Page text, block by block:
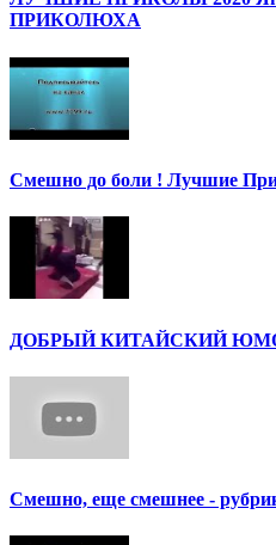
ПРИКОЛЮХА
Смешно до боли ! Лучшие
ДОБРЫЙ КИТАЙСКИЙ
Смешно, еще смешнее -